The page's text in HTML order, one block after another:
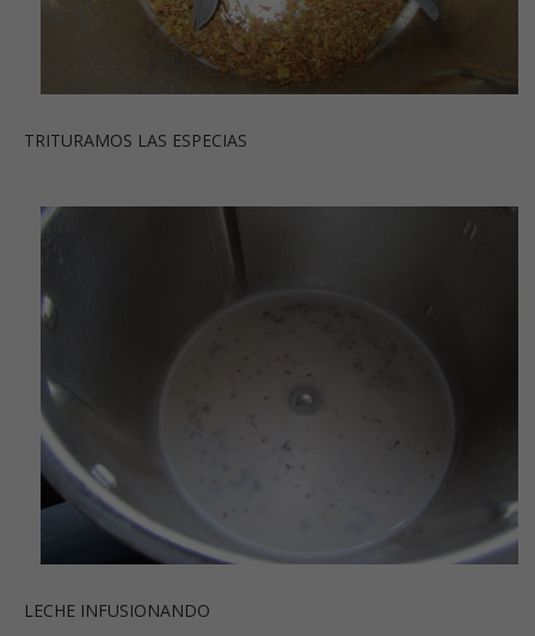
TRITURAMOS LAS ESPECIAS
LECHE INFUSIONANDO